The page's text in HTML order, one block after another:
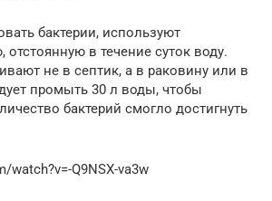
бактерии, используют
в течение суток воду.
не в септик, а в раковину или в
промыть 30 л воды, чтобы
бактерий смогло достигнуть
watch?v=-Q9NSX-va3w